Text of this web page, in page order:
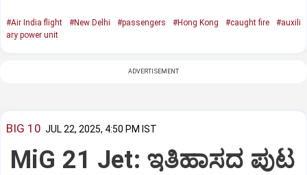
#Air India flight #New Delhi #passengers #Hong Kong #caught fire
#auxili
ary power unit
ADVERTISEMENT
BIG 10 JUL 22, 2025, 4:50 PM IST
MiG 21 Jet: ಇತಿಹಾಸದ ಪುಟ